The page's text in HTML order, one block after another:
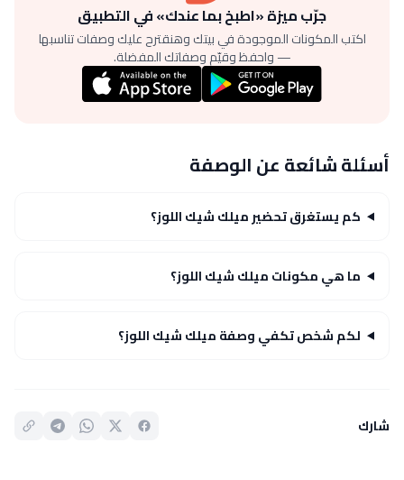
جرّب ميزة «اطبخ بما عندك» في التطبيق
اكتب المكونات الموجودة في بيتك وهنقترح عليك وصفات تناسبها
— واحفظ وقيّم وصفاتك المفضلة.
أسئلة شائعة عن الوصفة
كم يستغرق تحضير ميلك شيك اللوز؟
ما هي مكونات ميلك شيك اللوز؟
لكم شخص تكفي وصفة ميلك شيك اللوز؟
شارك